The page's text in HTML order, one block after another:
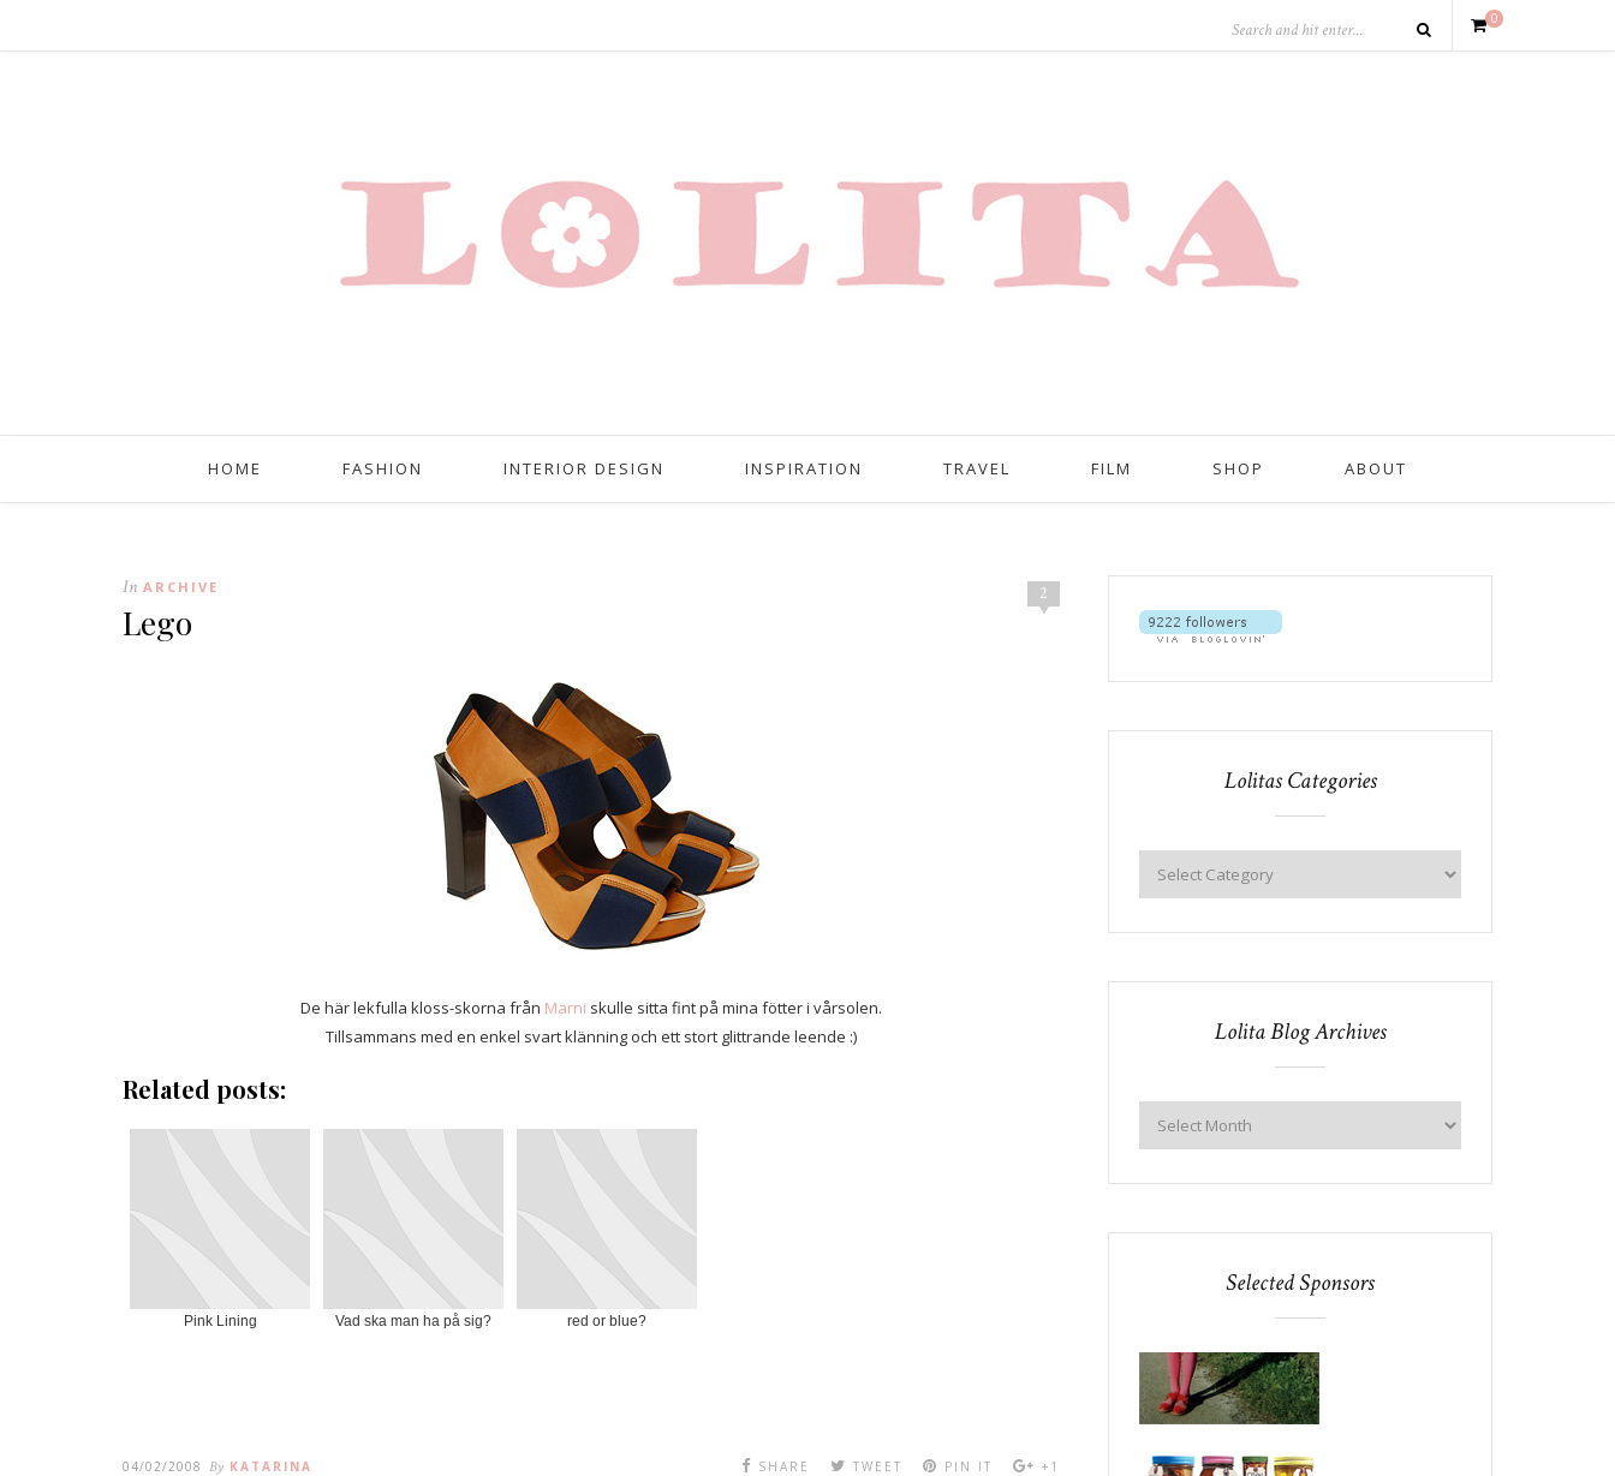
0
HOME FASHION INTERIOR DESIGN INSPIRATION TRAVEL FILM SHOP ABOUT
2
In ARCHIVE
Lego
De här lekfulla kloss-skorna från Marni skulle sitta fint på mina fötter i vårsolen.
Tillsammans med en enkel svart klänning och ett stort glittrande leende :)
Related posts:
Pink Lining Vad ska man ha på sig? red or blue?
04/02/2008 By KATARINA SHARE TWEET PIN IT +1
Lolitas Categories
Lolita Blog Archives
Selected Sponsors